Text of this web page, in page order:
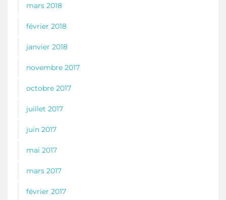
mars 2018
février 2018
janvier 2018
novembre 2017
octobre 2017
juillet 2017
juin 2017
mai 2017
mars 2017
février 2017